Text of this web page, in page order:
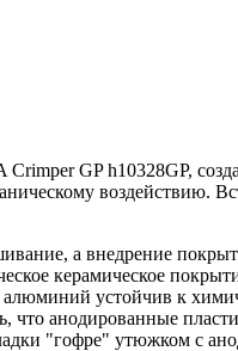
GP h10328GP,
воздействию.
а внедрение
керамическое
устойчив к
анодированные
"гофре" утюжком с